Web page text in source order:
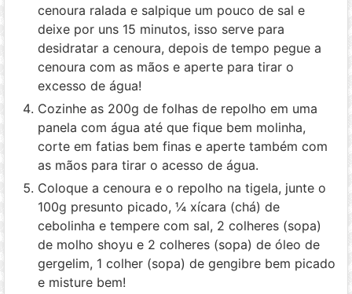
cenoura ralada e salpique um pouco de sal e
deixe por uns 15 minutos, isso serve para
desidratar a cenoura, depois de tempo pegue a
cenoura com as mãos e aperte para tirar o
excesso de água!
Cozinhe as 200g de folhas de repolho em uma
panela com água até que fique bem molinha,
corte em fatias bem finas e aperte também com
as mãos para tirar o acesso de água.
Coloque a cenoura e o repolho na tigela, junte o
100g presunto picado, ¼ xícara (chá) de
cebolinha e tempere com sal, 2 colheres (sopa)
de molho shoyu e 2 colheres (sopa) de óleo de
gergelim, 1 colher (sopa) de gengibre bem picado
e misture bem!